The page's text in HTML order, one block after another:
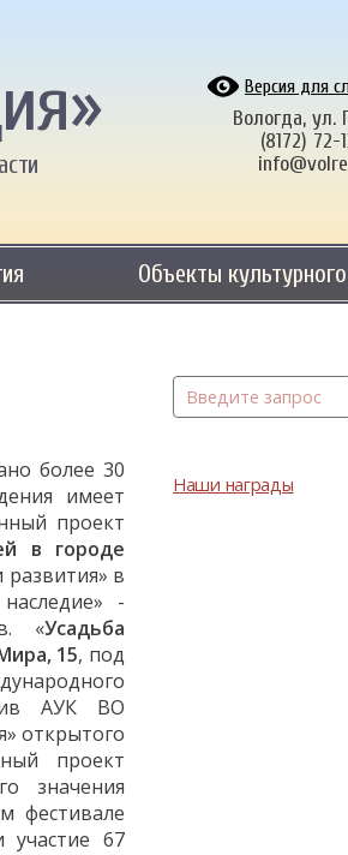
Версия для
Вологда, ул.
(8172) 72-
Объекты
Наши награды
более 30
имеет
проект
в городе
в
-
«Усадьба
15, под
АУК ВО
открытого
проект
значения
фестивале
участие 67